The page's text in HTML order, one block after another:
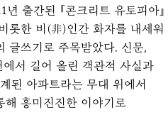
출간된 『콘크리트 유토피아』
롯한 비(非)인간 화자를 내세워
글쓰기로 주목받았다. 신문,
서 길어 올린 객관적 사실과
된 아파트라는 무대 위에서
해 흥미진진한 이야기로